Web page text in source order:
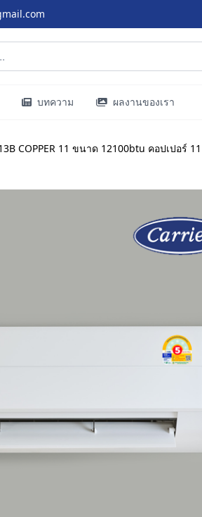
บทความ ผลงานของเรา
COPPER 11 ขนาด 12100btu คอปเปอร์